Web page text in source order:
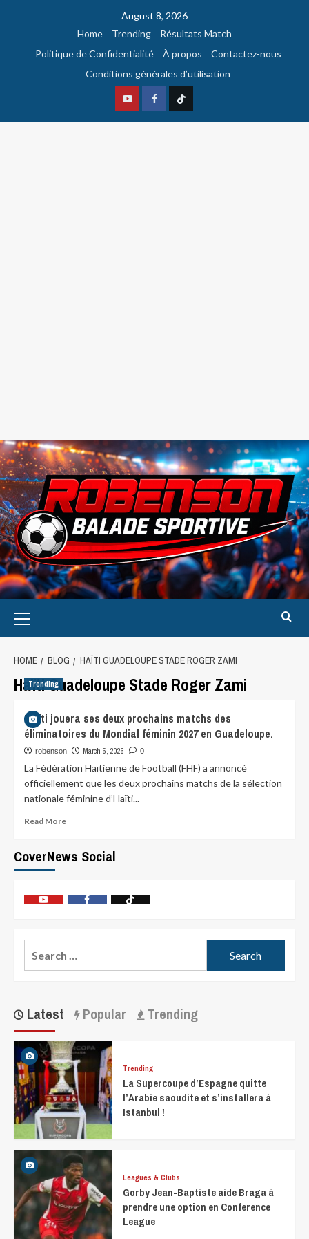
August 8, 2026
Home
Trending
Résultats Match
Politique de Confidentialité
À propos
Contactez-nous
Conditions générales d’utilisation
HOME BLOG HAÏTI GUADELOUPE STADE ROGER ZAMI
Haïti Guadeloupe Stade Roger Zami
Trending
Haïti jouera ses deux prochains matchs des
éliminatoires du Mondial féminin 2027 en Guadeloupe.
robenson March 5, 2026 0
La Fédération Haïtienne de Football (FHF) a annoncé
officiellement que les deux prochains matchs de la sélection
nationale féminine d’Haïti...
Read More
CoverNews Social
Latest Popular Trending
Trending
La Supercoupe d’Espagne quitte
l’Arabie saoudite et s’installera à
Istanbul !
Leagues & Clubs
Gorby Jean-Baptiste aide Braga à
prendre une option en Conference
League